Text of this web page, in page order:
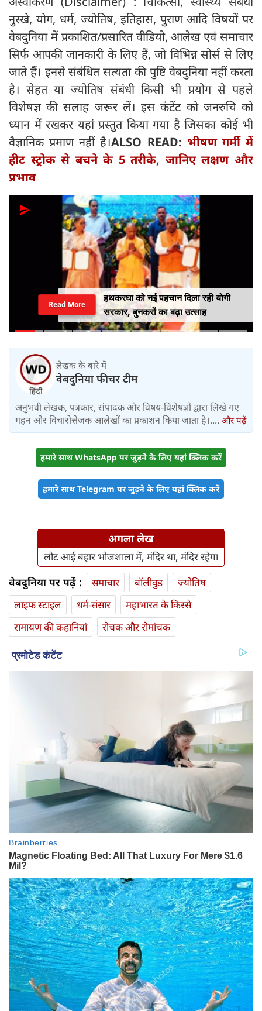
नुस्खे, योग, धर्म, ज्योतिष, इतिहास, पुराण आदि विषयों पर
वेबदुनिया में प्रकाशित/प्रसारित वीडियो, आलेख एवं समाचार
सिर्फ आपकी जानकारी के लिए हैं, जो विभिन्न सोर्स से लिए
जाते हैं। इनसे संबंधित सत्यता की पुष्टि वेबदुनिया नहीं करता
है। सेहत या ज्योतिष संबंधी किसी भी प्रयोग से पहले
विशेषज्ञ की सलाह जरूर लें। इस कंटेंट को जनरुचि को
ध्यान में रखकर यहां प्रस्तुत किया गया है जिसका कोई भी
वैज्ञानिक प्रमाण नहीं है।ALSO READ: भीषण गर्मी में
हीट स्ट्रोक से बचने के 5 तरीके, जानिए लक्षण और
प्रभाव
हथकरघा को नई पहचान दिला रही योगी
सरकार, बुनकरों का बढ़ा उत्साह
Read More
लेखक के बारे में
वेबदुनिया फीचर टीम
अनुभवी लेखक, पत्रकार, संपादक और विषय-विशेषज्ञों द्वारा लिखे गए
गहन और विचारोत्तेजक आलेखों का प्रकाशन किया जाता है।.... और पढ़ें
हमारे साथ WhatsApp पर जुड़ने के लिए यहां क्लिक करें
हमारे साथ Telegram पर जुड़ने के लिए यहां क्लिक करें
अगला लेख
लौट आई बहार भोजशाला में, मंदिर था, मंदिर रहेगा
वेबदुनिया पर पढ़ें : समाचार बॉलीवुड
ज्योतिष
लाइफ स्‍टाइल
धर्म-संसार
महाभारत के किस्से
रामायण की कहानियां
रोचक और रोमांचक